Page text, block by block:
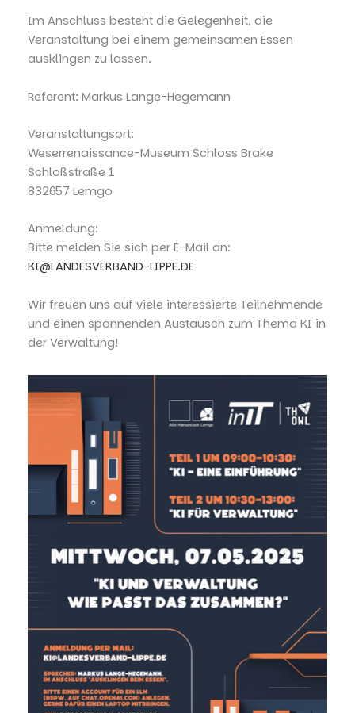
Im Anschluss besteht die Gelegenheit, die
Veranstaltung bei einem gemeinsamen Essen
ausklingen zu lassen.
Referent: Markus Lange-Hegemann
Veranstaltungsort:
Weserrenaissance-Museum Schloss Brake
Schloßstraße 1
832657 Lemgo
Anmeldung:
Bitte melden Sie sich per E-Mail an:
KI@LANDESVERBAND-LIPPE.DE
Wir freuen uns auf viele interessierte Teilnehmende
und einen spannenden Austausch zum Thema KI in
der Verwaltung!